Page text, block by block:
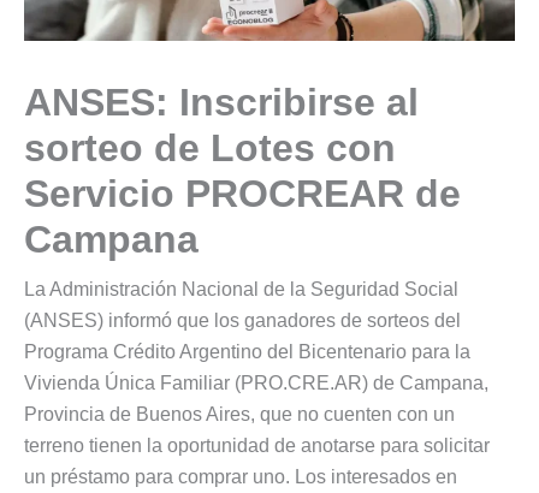
ANSES: Inscribirse al
sorteo de Lotes con
Servicio PROCREAR de
Campana
La Administración Nacional de la Seguridad Social
(ANSES) informó que los ganadores de sorteos del
Programa Crédito Argentino del Bicentenario para la
Vivienda Única Familiar (PRO.CRE.AR) de Campana,
Provincia de Buenos Aires, que no cuenten con un
terreno tienen la oportunidad de anotarse para solicitar
un préstamo para comprar uno. Los interesados en